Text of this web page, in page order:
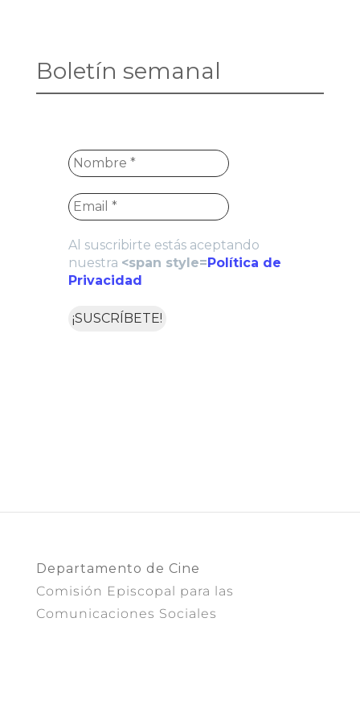
Boletín semanal
Al suscribirte estás aceptando
nuestra <span style=Política de
Privacidad
Departamento de Cine
Comisión Episcopal para las
Comunicaciones Sociales